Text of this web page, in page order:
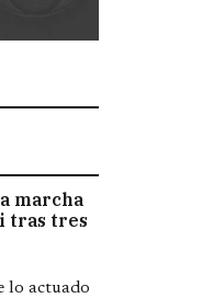
marcha
tras tres
lo actuado